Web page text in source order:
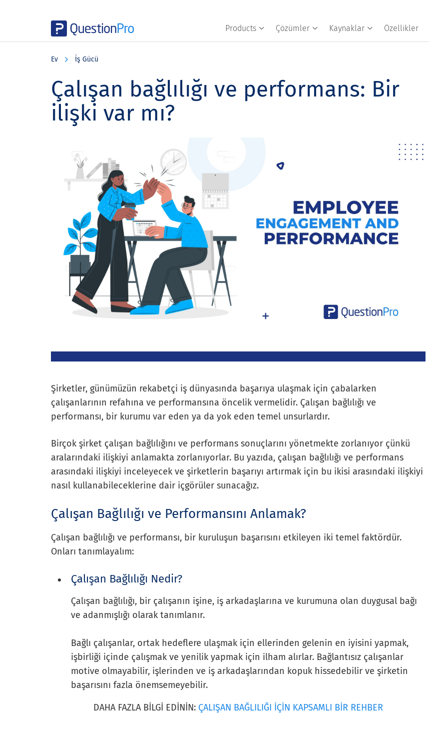
Products Çözümler Kaynaklar Özellikler
Ev İş Gücü
Çalışan bağlılığı ve performans: Bir
ilişki var mı?
Şirketler, günümüzün rekabetçi iş dünyasında başarıya ulaşmak için çabalarken
çalışanlarının refahına ve performansına öncelik vermelidir. Çalışan bağlılığı ve
performansı, bir kurumu var eden ya da yok eden temel unsurlardır.
Birçok şirket çalışan bağlılığını ve performans sonuçlarını yönetmekte zorlanıyor çünkü
aralarındaki ilişkiyi anlamakta zorlanıyorlar. Bu yazıda, çalışan bağlılığı ve performans
arasındaki ilişkiyi inceleyecek ve şirketlerin başarıyı artırmak için bu ikisi arasındaki ilişkiyi
nasıl kullanabileceklerine dair içgörüler sunacağız.
Çalışan Bağlılığı ve Performansını Anlamak?
Çalışan bağlılığı ve performansı, bir kuruluşun başarısını etkileyen iki temel faktördür.
Onları tanımlayalım:
Çalışan Bağlılığı Nedir?
Çalışan bağlılığı, bir çalışanın işine, iş arkadaşlarına ve kurumuna olan duygusal bağı
ve adanmışlığı olarak tanımlanır.
Bağlı çalışanlar, ortak hedeflere ulaşmak için ellerinden gelenin en iyisini yapmak,
işbirliği içinde çalışmak ve yenilik yapmak için ilham alırlar. Bağlantısız çalışanlar
motive olmayabilir, işlerinden ve iş arkadaşlarından kopuk hissedebilir ve şirketin
başarısını fazla önemsemeyebilir.
DAHA FAZLA BİLGİ EDİNİN: ÇALIŞAN BAĞLILIĞI İÇİN KAPSAMLI BİR REHBER